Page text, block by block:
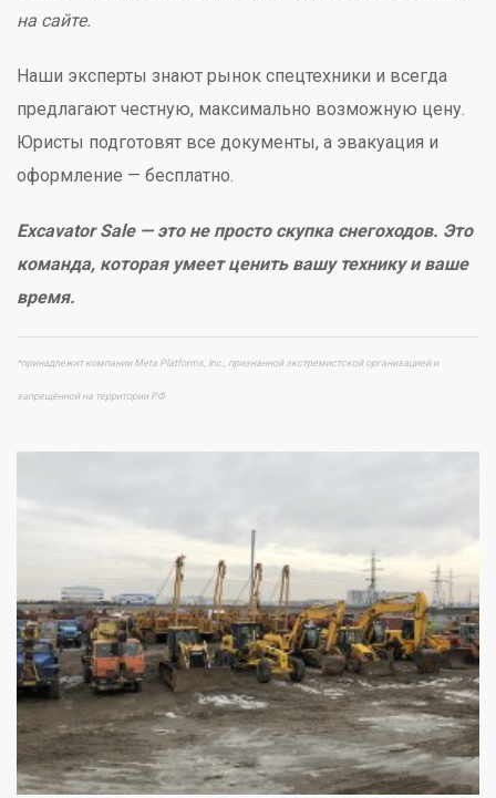
на сайте.
Наши эксперты знают рынок спецтехники и всегда
предлагают честную, максимально возможную цену.
Юристы подготовят все документы, а эвакуация и
оформление — бесплатно.
Excavator Sale — это не просто скупка снегоходов. Это
команда, которая умеет ценить вашу технику и ваше
время.
*принадлежит компании Meta Platforms, Inc., признанной экстремистской организацией и
запрещённой на территории РФ